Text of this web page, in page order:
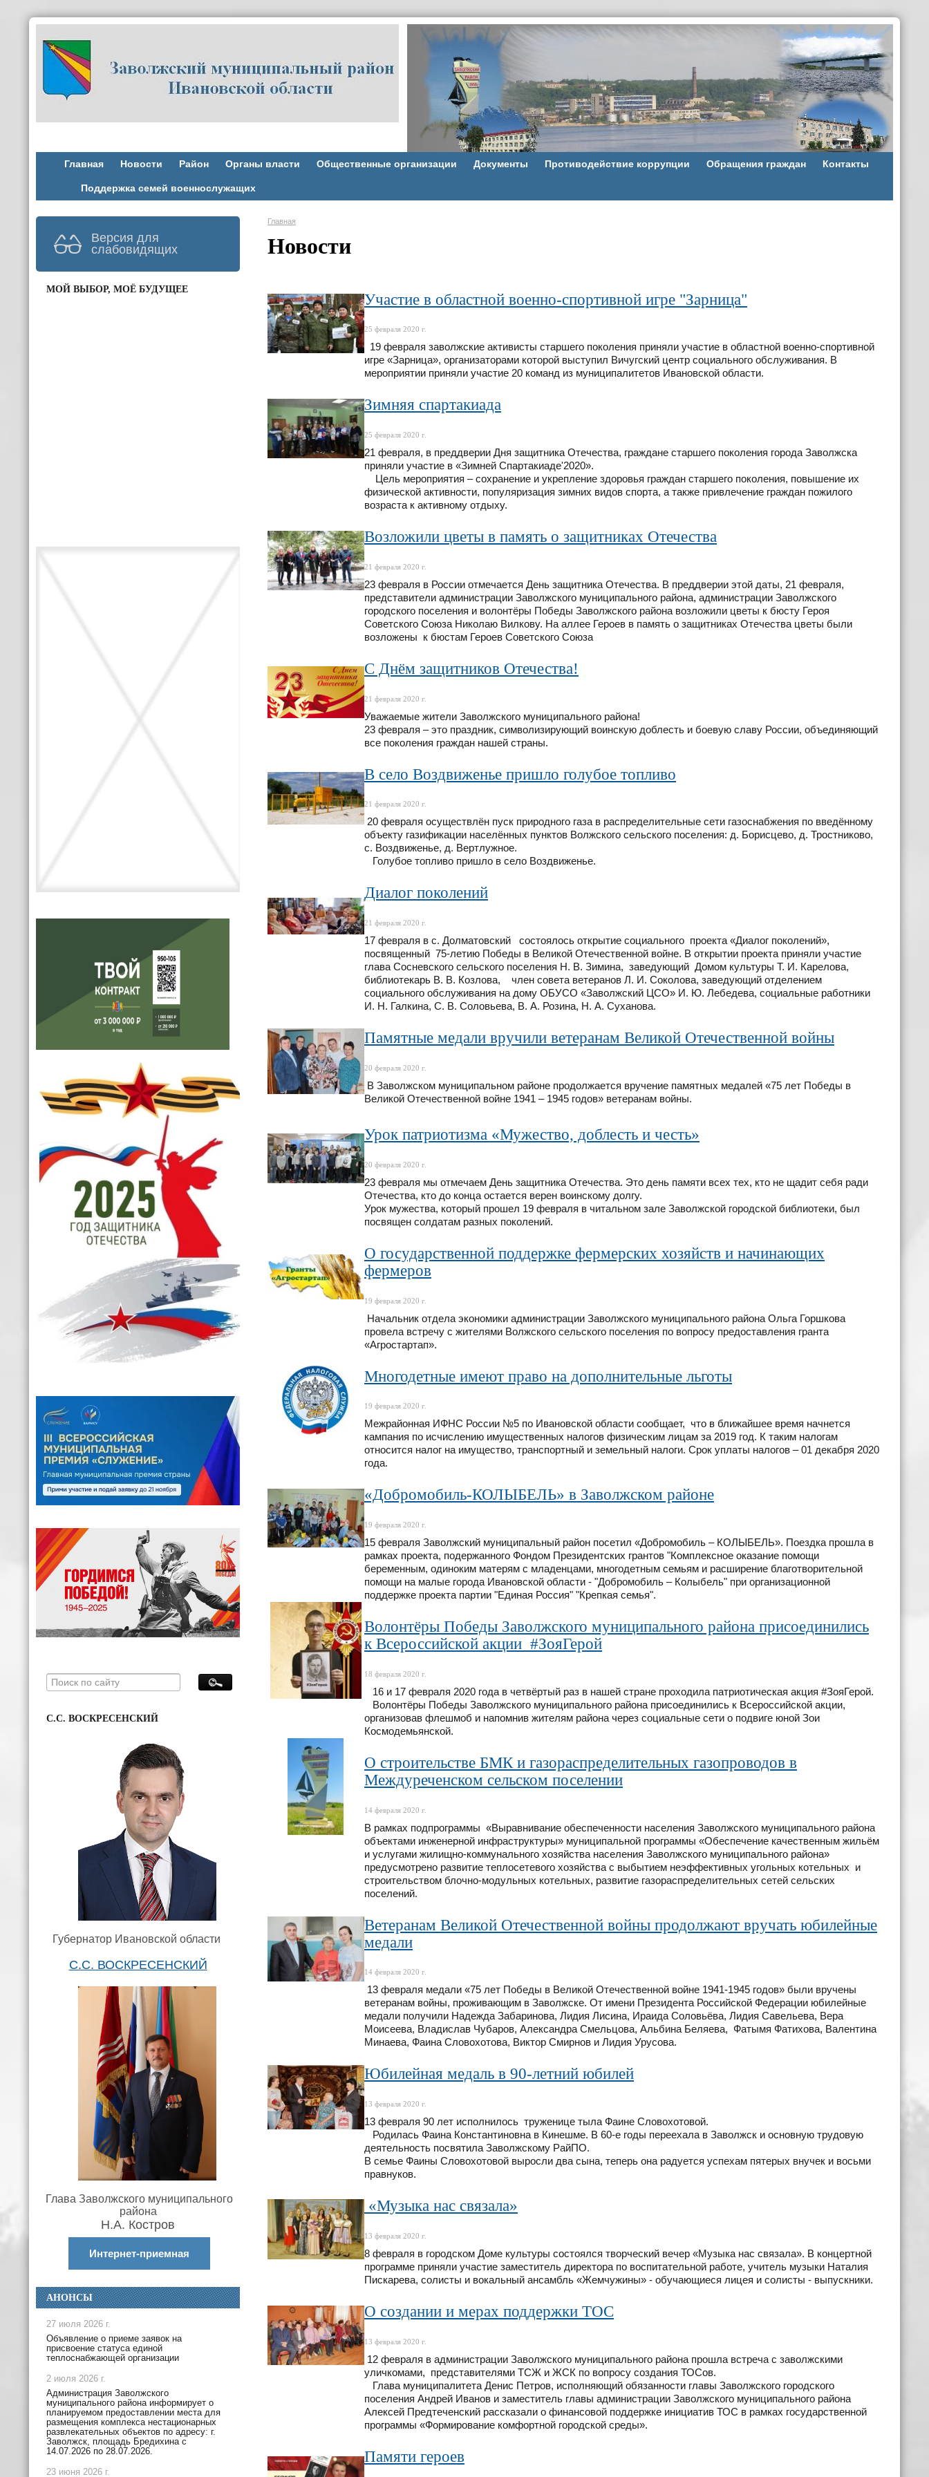
Главная Новости Район Органы власти Общественные организации Документы Противодействие коррупции Обращения граждан Контакты
Поддержка семей военнослужащих
Версия для
слабовидящих
МОЙ ВЫБОР, МОЁ БУДУЩЕЕ
С.С. ВОСКРЕСЕНСКИЙ
Губернатор Ивановской области
С.С. ВОСКРЕСЕНСКИЙ
Глава Заволжского муниципального
района
Н.А. Костров
Интернет-приемная
АНОНСЫ
27 июля 2026 г.
Объявление о приеме заявок на
присвоение статуса единой
теплоснабжающей организации
2 июля 2026 г.
Администрация Заволжского
муниципального района информирует о
планируемом предоставлении места для
размещения комплекса нестационарных
развлекательных объектов по адресу: г.
Заволжск, площадь Бредихина с
14.07.2026 по 28.07.2026.
23 июня 2026 г.
Главная
Новости
Участие в областной военно-спортивной игре "Зарница"
25 февраля 2020 г.
19 февраля заволжские активисты старшего поколения приняли участие в областной военно-спортивной
игре «Зарница», организаторами которой выступил Вичугский центр социального обслуживания. В
мероприятии приняли участие 20 команд из муниципалитетов Ивановской области.
Зимняя спартакиада
25 февраля 2020 г.
21 февраля, в преддверии Дня защитника Отечества, граждане старшего поколения города Заволжска
приняли участие в «Зимней Спартакиаде'2020».
Цель мероприятия – сохранение и укрепление здоровья граждан старшего поколения, повышение их
физической активности, популяризация зимних видов спорта, а также привлечение граждан пожилого
возраста к активному отдыху.
Возложили цветы в память о защитниках Отечества
21 февраля 2020 г.
23 февраля в России отмечается День защитника Отечества. В преддверии этой даты, 21 февраля,
представители администрации Заволжского муниципального района, администрации Заволжского
городского поселения и волонтёры Победы Заволжского района возложили цветы к бюсту Героя
Советского Союза Николаю Вилкову. На аллее Героев в память о защитниках Отечества цветы были
возложены к бюстам Героев Советского Союза
С Днём защитников Отечества!
21 февраля 2020 г.
Уважаемые жители Заволжского муниципального района!
23 февраля – это праздник, символизирующий воинскую доблесть и боевую славу России, объединяющий
все поколения граждан нашей страны.
В село Воздвиженье пришло голубое топливо
21 февраля 2020 г.
20 февраля осуществлён пуск природного газа в распределительные сети газоснабжения по введённому
объекту газификации населённых пунктов Волжского сельского поселения: д. Борисцево, д. Тростниково,
с. Воздвиженье, д. Вертлужное.
Голубое топливо пришло в село Воздвиженье.
Диалог поколений
21 февраля 2020 г.
17 февраля в с. Долматовский состоялось открытие социального проекта «Диалог поколений»,
посвященный 75-летию Победы в Великой Отечественной войне. В открытии проекта приняли участие
глава Сосневского сельского поселения Н. В. Зимина, заведующий Домом культуры Т. И. Карелова,
библиотекарь В. В. Козлова, член совета ветеранов Л. И. Соколова, заведующий отделением
социального обслуживания на дому ОБУСО «Заволжский ЦСО» И. Ю. Лебедева, социальные работники
И. Н. Галкина, С. В. Соловьева, В. А. Розина, Н. А. Суханова.
Памятные медали вручили ветеранам Великой Отечественной войны
20 февраля 2020 г.
В Заволжском муниципальном районе продолжается вручение памятных медалей «75 лет Победы в
Великой Отечественной войне 1941 – 1945 годов» ветеранам войны.
Урок патриотизма «Мужество, доблесть и честь»
20 февраля 2020 г.
23 февраля мы отмечаем День защитника Отечества. Это день памяти всех тех, кто не щадит себя ради
Отечества, кто до конца остается верен воинскому долгу.
Урок мужества, который прошел 19 февраля в читальном зале Заволжской городской библиотеки, был
посвящен солдатам разных поколений.
О государственной поддержке фермерских хозяйств и начинающих
фермеров
19 февраля 2020 г.
Начальник отдела экономики администрации Заволжского муниципального района Ольга Горшкова
провела встречу с жителями Волжского сельского поселения по вопросу предоставления гранта
«Агростартап».
Многодетные имеют право на дополнительные льготы
19 февраля 2020 г.
Межрайонная ИФНС России №5 по Ивановской области сообщает, что в ближайшее время начнется
кампания по исчислению имущественных налогов физическим лицам за 2019 год. К таким налогам
относится налог на имущество, транспортный и земельный налоги. Срок уплаты налогов – 01 декабря 2020
года.
«Добромобиль-КОЛЫБЕЛЬ» в Заволжском районе
19 февраля 2020 г.
15 февраля Заволжский муниципальный район посетил «Добромобиль – КОЛЫБЕЛЬ». Поездка прошла в
рамках проекта, подержанного Фондом Президентских грантов "Комплексное оказание помощи
беременным, одиноким матерям с младенцами, многодетным семьям и расширение благотворительной
помощи на малые города Ивановской области - "Добромобиль – Колыбель" при организационной
поддержке проекта партии "Единая Россия" "Крепкая семья".
Волонтёры Победы Заволжского муниципального района присоединились
к Всероссийской акции #ЗояГерой
18 февраля 2020 г.
16 и 17 февраля 2020 года в четвёртый раз в нашей стране проходила патриотическая акция #ЗояГерой.
Волонтёры Победы Заволжского муниципального района присоединились к Всероссийской акции,
организовав флешмоб и напомнив жителям района через социальные сети о подвиге юной Зои
Космодемьянской.
О строительстве БМК и газораспределительных газопроводов в
Междуреченском сельском поселении
14 февраля 2020 г.
В рамках подпрограммы «Выравнивание обеспеченности населения Заволжского муниципального района
объектами инженерной инфраструктуры» муниципальной программы «Обеспечение качественным жильём
и услугами жилищно-коммунального хозяйства населения Заволжского муниципального района»
предусмотрено развитие теплосетевого хозяйства с выбытием неэффективных угольных котельных и
строительством блочно-модульных котельных, развитие газораспределительных сетей сельских
поселений.
Ветеранам Великой Отечественной войны продолжают вручать юбилейные
медали
14 февраля 2020 г.
13 февраля медали «75 лет Победы в Великой Отечественной войне 1941-1945 годов» были вручены
ветеранам войны, проживающим в Заволжске. От имени Президента Российской Федерации юбилейные
медали получили Надежда Забаринова, Лидия Лисина, Ираида Соловьёва, Лидия Савельева, Вера
Моисеева, Владислав Чубаров, Александра Смельцова, Альбина Беляева, Фатымя Фатихова, Валентина
Минаева, Фаина Словохотова, Виктор Смирнов и Лидия Урусова.
Юбилейная медаль в 90-летний юбилей
13 февраля 2020 г.
13 февраля 90 лет исполнилось труженице тыла Фаине Словохотовой.
Родилась Фаина Константиновна в Кинешме. В 60-е годы переехала в Заволжск и основную трудовую
деятельность посвятила Заволжскому РайПО.
В семье Фаины Словохотовой выросли два сына, теперь она радуется успехам пятерых внучек и восьми
правнуков.
«Музыка нас связала»
13 февраля 2020 г.
8 февраля в городском Доме культуры состоялся творческий вечер «Музыка нас связала». В концертной
программе приняли участие заместитель директора по воспитательной работе, учитель музыки Наталия
Пискарева, солисты и вокальный ансамбль «Жемчужины» - обучающиеся лицея и солисты - выпускники.
О создании и мерах поддержки ТОС
13 февраля 2020 г.
12 февраля в администрации Заволжского муниципального района прошла встреча с заволжскими
уличкомами, представителями ТСЖ и ЖСК по вопросу создания ТОСов.
Глава муниципалитета Денис Петров, исполняющий обязанности главы Заволжского городского
поселения Андрей Иванов и заместитель главы администрации Заволжского муниципального района
Алексей Предтеченский рассказали о финансовой поддержке инициатив ТОС в рамках государственной
программы «Формирование комфортной городской среды».
Памяти героев